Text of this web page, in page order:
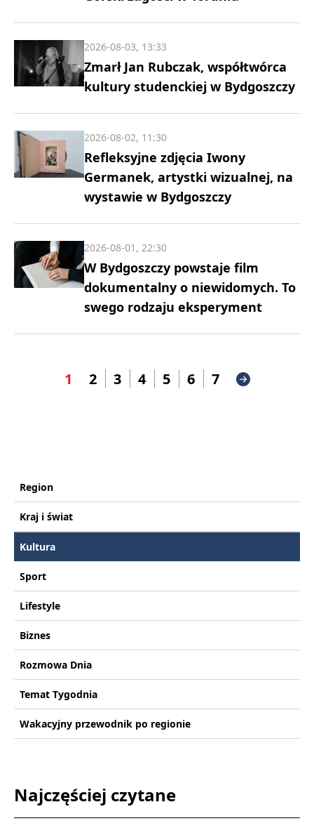
Zmarł Jan Rubczak, współtwórca
kultury studenckiej w Bydgoszczy
2026-08-03, 13:33
Refleksyjne zdjęcia Iwony
Germanek, artystki wizualnej, na
wystawie w Bydgoszczy
2026-08-02, 11:30
W Bydgoszczy powstaje film
dokumentalny o niewidomych. To
swego rodzaju eksperyment
2026-08-01, 22:30
1 2 3 4 5 6 7
Region
Kraj i świat
Kultura
Sport
Lifestyle
Biznes
Rozmowa Dnia
Temat Tygodnia
Wakacyjny przewodnik po regionie
Najczęściej czytane